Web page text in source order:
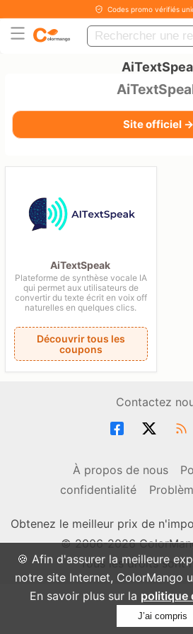
🍪 Afin d'assurer la meilleure
notre site Internet, ColorMango
En savoir plus sur la politique
J’ai compris
Codes promo vérifiés
Site officiel →
AiTextSpeak
Plateforme de synthèse vocale IA
qui permet aux utilisateurs de
convertir du texte écrit en voix off
naturelles en quelques clics.
Découvrir tous les
coupons
Contactez
À propos de nous
confidentialité
Obtenez le meilleur prix de
© 2006-2026
Tous les droits sont